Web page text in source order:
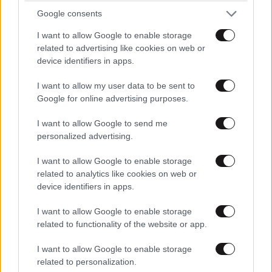
Google consents
I want to allow Google to enable storage
related to advertising like cookies on web or
device identifiers in apps.
I want to allow my user data to be sent to
Google for online advertising purposes.
I want to allow Google to send me
personalized advertising.
I want to allow Google to enable storage
related to analytics like cookies on web or
device identifiers in apps.
I want to allow Google to enable storage
related to functionality of the website or app.
I want to allow Google to enable storage
related to personalization.
Κατερινα 05·02·2014 01:19
αηδιαστικοι, εμετικοι , τρισαθλιοι
Απαντήστε
....ανώμαλοι, τέρατα, απάνθρωποι, ελεεινοί κτλ.
Nicholas 04·02·2014 21:08